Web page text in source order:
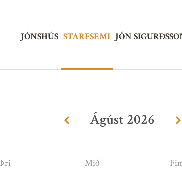
Ágúst 2026
Þri Mið
JÓNSHÚS STARFSEMI JÓN